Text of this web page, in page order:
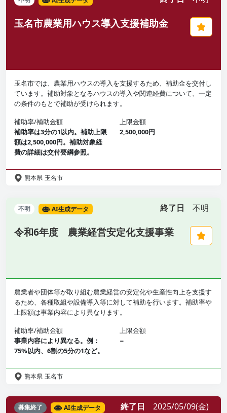
玉名市農業用ハウス導入支援補助金
玉名市では、農業用ハウスの導入を支援するため、補助金を交付し
ています。補助対象となるハウスの導入や関連経費について、一定
の条件のもとで補助が受けられます。
補助率/補助金額
補助率は3分の1以内。補助上限
額は2,500,000円。補助対象経
費の詳細は交付要綱参照。
上限金額
2,500,000円
熊本県 玉名市
不明 AI生成データ 終了日 不明
令和6年度 農業経営安定化支援事業
農業者や団体等が取り組む農業経営の安定化や生産性向上を支援す
るため、各種取組や設備導入等に対して補助を行います。補助率や
上限額は事業内容により異なります。
補助率/補助金額
事業内容により異なる。例：
75%以内、6割の5分の1など。
上限金額
−
熊本県 玉名市
募集終了 AI生成データ 終了日 2025/05/09(金)